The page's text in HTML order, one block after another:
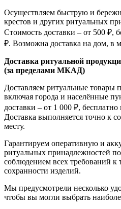
Осуществляем быструю и
крестов и других ритуальных
Стоимость доставки – от 500 ₽,
₽. Возможна доставка на дом, в
Доставка ритуальной
(за пределами МКАД)
Доставляем ритуальные товары
включая города и населённые
доставки – от 1 000 ₽, бесплатно
Доставка выполняется точно к
месту.
Гарантируем оперативную и
ритуальных принадлежностей
соблюдением всех требований к
сохранности изделий.
Мы предусмотрели несколько
чтобы вы могли выбрать